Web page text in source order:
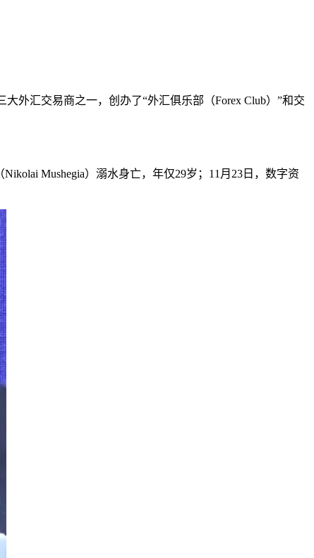
外汇交易商之一，创办了“外汇俱乐部（Forex Club）”和交
Mushegia）溺水身亡，年仅29岁；11月23日，数字资